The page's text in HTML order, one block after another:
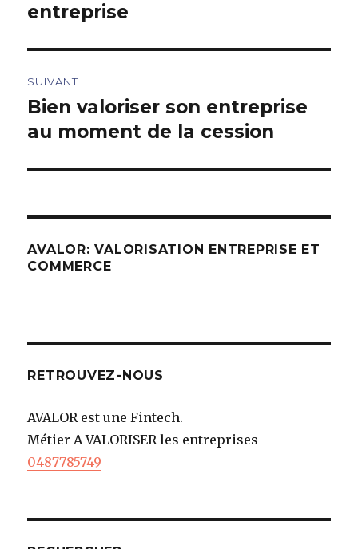
l’article
précédent :
entreprise
SUIVANT
Article
suivant :
Bien valoriser son entreprise
au moment de la cession
AVALOR: VALORISATION ENTREPRISE ET
COMMERCE
RETROUVEZ-NOUS
AVALOR est une Fintech.
Métier A-VALORISER les entreprises
0487785749